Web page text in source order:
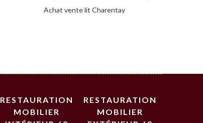
Achat vente lit Charentay
RESTAURATION
MOBILIER
RESTAURATION
MOBILIER